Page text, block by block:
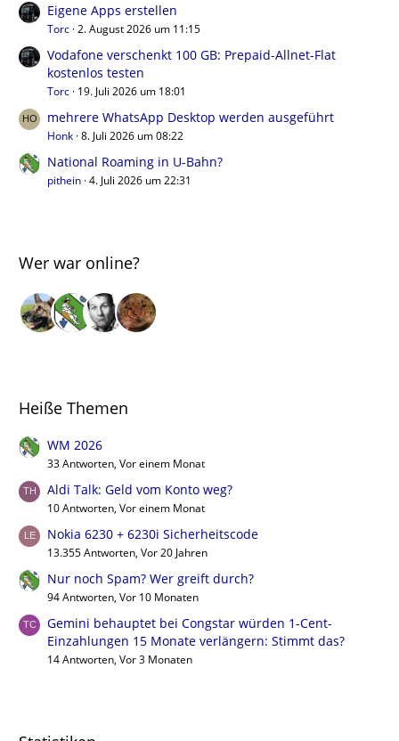
Eigene Apps erstellen
Torc 2. August 2026 um 11:15
Vodafone verschenkt 100 GB: Prepaid-Allnet-Flat
kostenlos testen
Torc 19. Juli 2026 um 18:01
mehrere WhatsApp Desktop werden ausgeführt
Honk 8. Juli 2026 um 08:22
National Roaming in U-Bahn?
pithein 4. Juli 2026 um 22:31
Wer war online?
Heiße Themen
WM 2026
33 Antworten, Vor einem Monat
Aldi Talk: Geld vom Konto weg?
10 Antworten, Vor einem Monat
Nokia 6230 + 6230i Sicherheitscode
13.355 Antworten, Vor 20 Jahren
Nur noch Spam? Wer greift durch?
94 Antworten, Vor 10 Monaten
Gemini behauptet bei Congstar würden 1-Cent-
Einzahlungen 15 Monate verlängern: Stimmt das?
14 Antworten, Vor 3 Monaten